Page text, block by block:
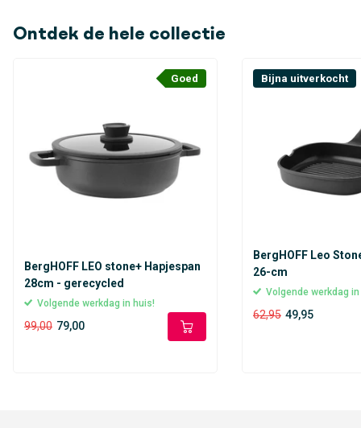
Ontdek de hele collectie
Goed
BergHOFF LEO stone+ Hapjespan
28cm - gerecycled
Volgende werkdag in huis!
99,00 79,00
Bijna uitverkocht
BergHOFF Leo
26-cm
Volgende werkdag
62,95 49,95